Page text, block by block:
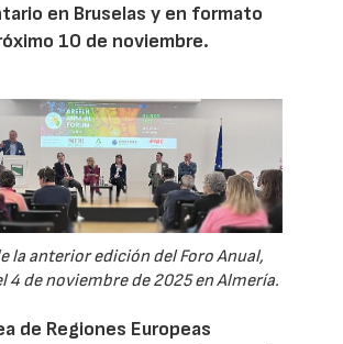
en Bruselas y en formato
10 de noviembre.
la anterior edición del Foro Anual,
4 de noviembre de 2025 en Almería.
de Regiones Europeas